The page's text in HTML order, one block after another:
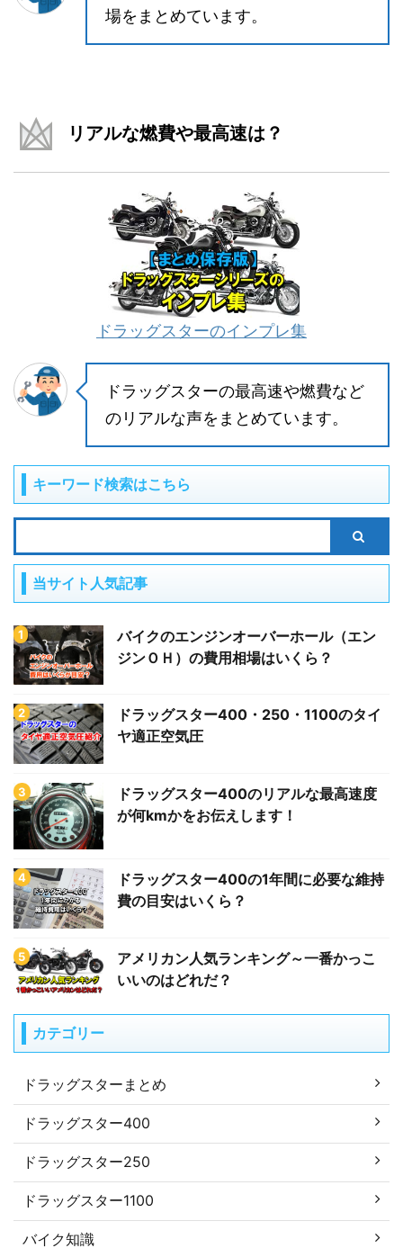
場をまとめています。
リアルな燃費や最高速は？
ドラッグスターのインプレ集
ドラッグスターの最高速や燃費など
のリアルな声をまとめています。
キーワード検索はこちら
当サイト人気記事
バイクのエンジンオーバーホール（エン
ジンＯＨ）の費用相場はいくら？
ドラッグスター400・250・1100のタイ
ヤ適正空気圧
ドラッグスター400のリアルな最高速度
が何kmかをお伝えします！
ドラッグスター400の1年間に必要な維持
費の目安はいくら？
アメリカン人気ランキング～一番かっこ
いいのはどれだ？
カテゴリー
ドラッグスターまとめ
ドラッグスター400
ドラッグスター250
ドラッグスター1100
バイク知識